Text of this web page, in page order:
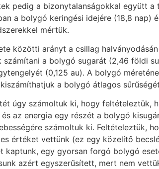
pedig a bizonytalanságokkal együtt a
a bolygó keringési idejére (18,8 nap)
mértük.
közötti arányt a csillag
a bolygó sugarát (2,46 földi
(0,125 au). A bolygó
a bolygó átlagos
úgy számoltuk ki, hogy feltételeztük,
az energia egy részét a bolygó
számoltuk ki. Feltételeztük,
értéket vettünk (ez egy közelítő
kaptunk, egy gyorsan forgó bolygó
azért egyszerűsített, mert nem